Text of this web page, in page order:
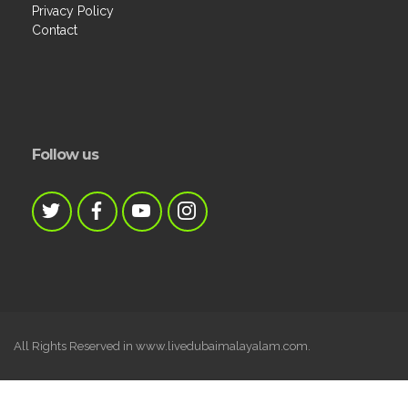
Privacy Policy
Contact
Follow us
All Rights Reserved in www.livedubaimalayalam.com.